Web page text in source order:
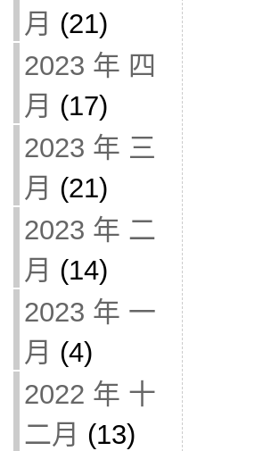
月 (21)
2023 年 四
月 (17)
2023 年 三
月 (21)
2023 年 二
月 (14)
2023 年 一
月 (4)
2022 年 十
二月 (13)